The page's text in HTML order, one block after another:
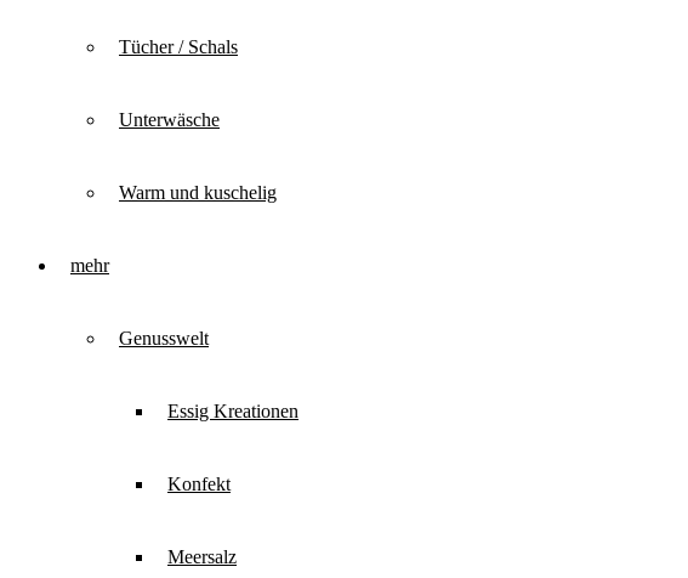
Tücher / Schals
Unterwäsche
Warm und kuschelig
mehr
Genusswelt
Essig Kreationen
Konfekt
Meersalz